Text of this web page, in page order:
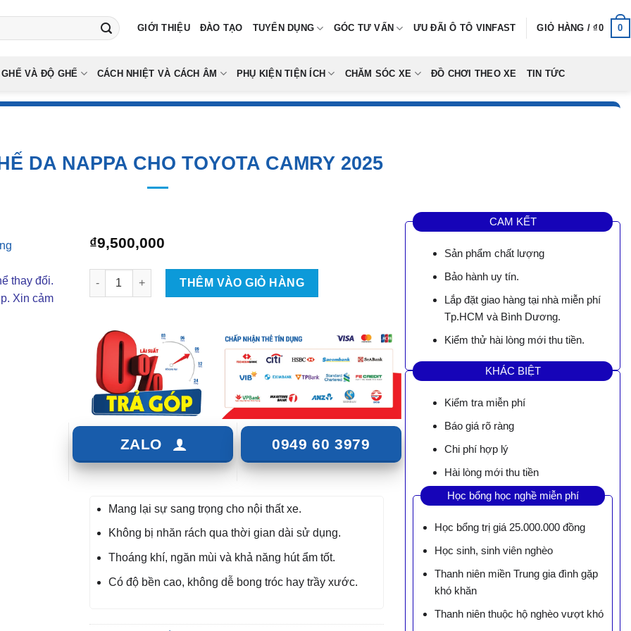
GIỚI THIỆU ĐÀO TẠO TUYỂN DỤNG GÓC TƯ VẤN ƯU ĐÃI Ô TÔ VINFAST GIỎ HÀNG /₫0 0
VÀ ĐỘ GHẾ CÁCH NHIỆT VÀ CÁCH ÂM PHỤ KIỆN TIỆN ÍCH CHĂM SÓC XE ĐỒ CHƠI THEO XE TIN TỨC
DA NAPPA CHO TOYOTA CAMRY 2025
thay đổi.
Xin cảm
₫9,500,000
Bọc Ghế Da Nappa Cho Toyota Camry 2025 số lượng
THÊM VÀO GIỎ HÀNG
ZALO 0949 60 3979
Mang lại sự sang trọng cho nội thất xe.
Không bị nhăn rách qua thời gian dài sử dụng.
Thoáng khí, ngăn mùi và khả năng hút ẩm tốt.
Có độ bền cao, không dễ bong tróc hay trầy xước.
CAM KẾT
Sản phẩm chất lượng
Bảo hành uy tín.
Lắp đặt giao hàng tại nhà miễn phí
Tp.HCM và Bình Dương.
Kiểm thử hài lòng mới thu tiền.
KHÁC BIỆT
Kiểm tra miễn phí
Báo giá rõ ràng
Chi phí hợp lý
Hài lòng mới thu tiền
Học bổng học nghề miễn phí
Học bổng trị giá 25.000.000 đồng
Học sinh, sinh viên nghèo
Thanh niên miền Trung gia đình gặp
khó khăn
Thanh niên thuộc hộ nghèo vượt khó